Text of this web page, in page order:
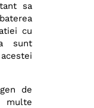
sa
cu
sunt
de
multe